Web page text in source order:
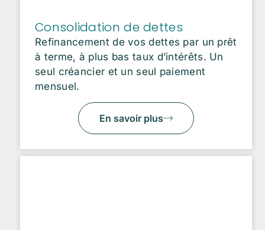
Consolidation de dettes
Refinancement de vos dettes par un prêt
à terme, à plus bas taux d’intérêts. Un
seul créancier et un seul paiement
mensuel.
En savoir plus